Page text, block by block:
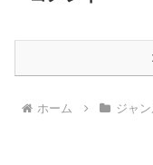
ホーム ジャ